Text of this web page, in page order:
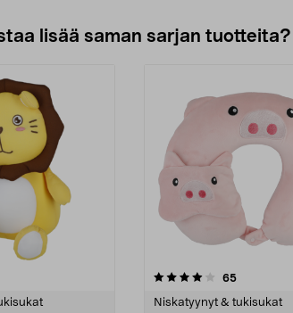
lisää saman sarjan tuotteita?
65arvostelut
Niskatyynyt & tukisukat
4.0viidestä